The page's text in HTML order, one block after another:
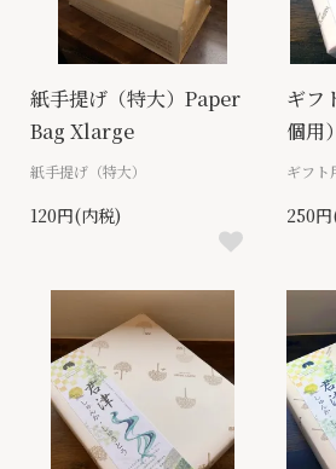
紙手提げ（特大）Paper
Bag Xlarge
紙手提げ（特大）
120円(内税)
ギフ
個用
ギフト
250